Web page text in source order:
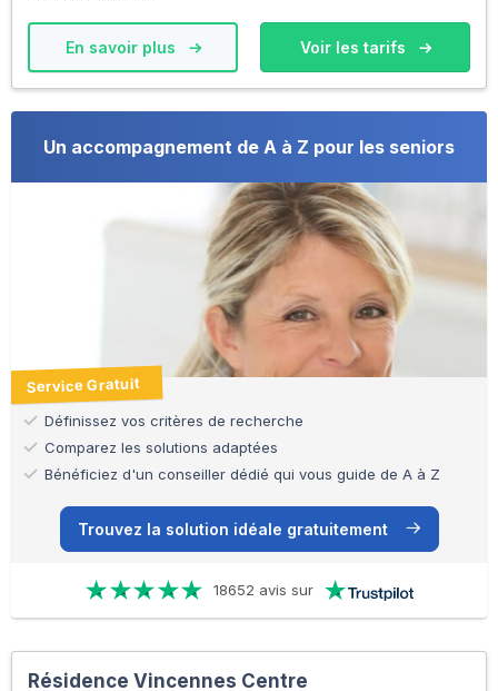
En savoir plus Voir les tarifs
Un accompagnement de A à Z pour les seniors
Service Gratuit
Définissez vos critères de recherche
Comparez les solutions adaptées
Bénéficiez d'un conseiller dédié qui vous guide de A à Z
Trouvez la solution idéale gratuitement
18652 avis sur
Résidence Vincennes Centre